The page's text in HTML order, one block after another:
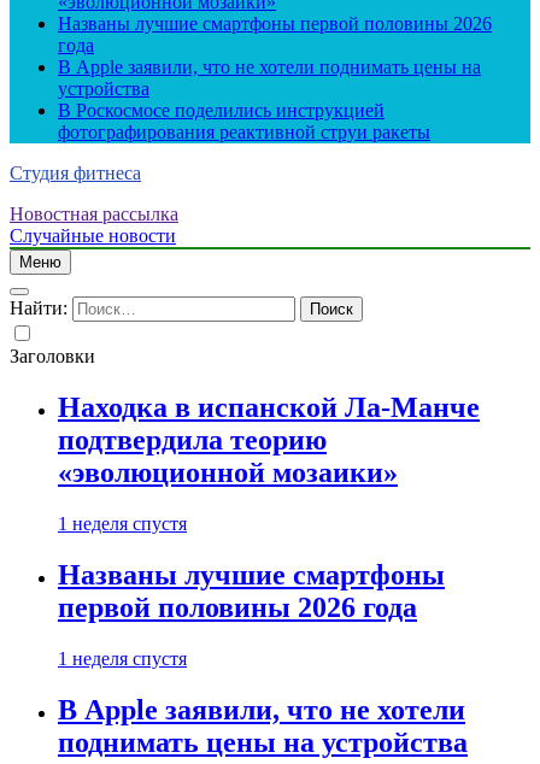
Названы лучшие смартфоны первой половины 2026
года
В Apple заявили, что не хотели поднимать цены на
устройства
В Роскосмосе поделились инструкцией
фотографирования реактивной струи ракеты
Студия фитнеса
Новостная рассылка
Случайные новости
Меню
Найти:
Заголовки
Находка в испанской Ла-Манче
подтвердила теорию
«эволюционной мозаики»
1 неделя спустя
Названы лучшие смартфоны
первой половины 2026 года
1 неделя спустя
В Apple заявили, что не хотели
поднимать цены на устройства